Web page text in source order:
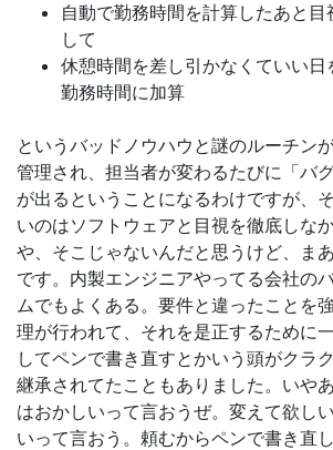
自動で勤務時間を計算したあと
して
休憩時間を差し引かなくていい
勤務時間に加算
というバッドノウハウと謎のルーチン
管理され、担当者が変わるたびに「バ
が出るということになるわけですが、
いのはソフトウェアと目視を徹底しな
や、そこじゃないんだと思うけど、ま
です。内製エンジニアやってる会社の
ムでもよくある。要件と違ったことを
理が行われて、それを是正するために
してペンで書き直すとかいう頭がクラ
継承されてたこともありました。いや
はおかしいって言おうぜ。変えて欲し
いって言おう。頼むからペンで書き直